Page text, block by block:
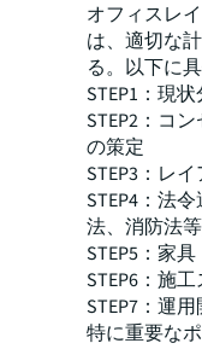
オフィスレ
は、適切な
る。以下に
STEP1：現
STEP2：コ
の策定
STEP3：レ
STEP4：法
法、消防法
STEP5：家
STEP6：施
STEP7：運
特に重要な